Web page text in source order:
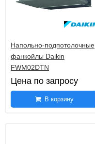
Напольно-подпотолочные
фанкойлы Daikin
FWM02DTN
Цена по запросу
В корзину